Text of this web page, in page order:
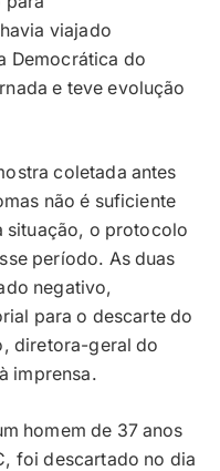
viajado
Democrática do
e teve evolução
coletada antes
não é suficiente
situação, o protocolo
período. As duas
negativo,
para o descarte do
diretora-geral do
imprensa.
homem de 37 anos
foi descartado no dia